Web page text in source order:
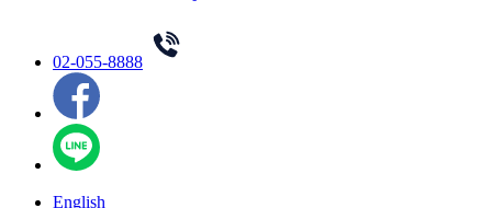
02-055-8888
English